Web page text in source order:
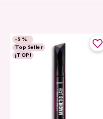
-5 %
Top Seller
¡TOP!